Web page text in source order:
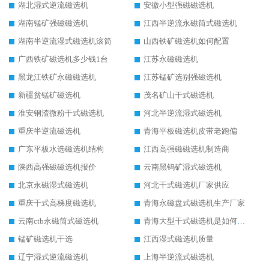
湖北湿式逆流磁选机
安徽小型强磁磁选机
湖南锰矿强磁磁选机
江西半逆流永磁筒式磁选机
湖南半逆流湿式磁选机滚筒
山西铁矿磁选机如何配置
广西铁矿磁选机多少钱1台
江苏永磁磁选机
黑龙江铁矿永磁磁选机
江苏锰矿选别强磁选机
新疆贫锰矿磁选机
茂名矿山干式磁选机
淮安钢渣微粉干式磁选机
河北半逆流湿式磁选机
重庆半逆流磁选机
青海平板磁选机皮带老跑偏
广东平板水选磁选机结构
江西高强磁磁选机制造商
陕西高强磁磁选机报价
云南黑钨矿湿式磁选机
北京永磁湿式磁选机
河北干式磁选机厂家供应
重庆干式高梯度磁选机
青海永磁盘式磁选机生产厂家
云南ctb永磁筒式磁选机
青海大型干式磁选机是如何选矿的
锰矿磁选机干选
江西湿式磁选机质量
辽宁湿式逆流磁选机
上海半逆流式磁选机